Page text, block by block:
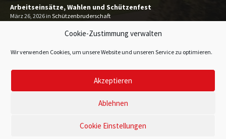
Cookie-Zustimmung verwalten
Wir verwenden Cookies, um unsere Website und unseren Service zu optimieren.
Akzeptieren
Ablehnen
Cookie Einstellungen
Arbeitseinsätze, Wahlen und Schützenfest
März 26, 2026 in Schützenbruderschaft
Datenschutzerklärung